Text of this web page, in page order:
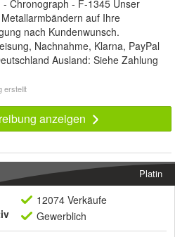
Chronograph - F-1345 Unser
auf Ihre
nach Kundenwunsch.
Nachnahme, Klarna, PayPal
Ausland: Siehe Zahlung
erstellt
anzeigen
Platin
12074 Verkäufe
Gewerblich